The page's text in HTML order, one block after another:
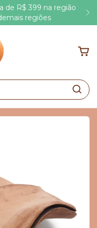
de R$ 399 na região
regiões